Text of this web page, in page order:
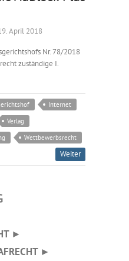
April 2018
Nr. 78/2018
zuständige I.
Internet
Verlag
Wettbewerbsrecht
Weiter
►
►